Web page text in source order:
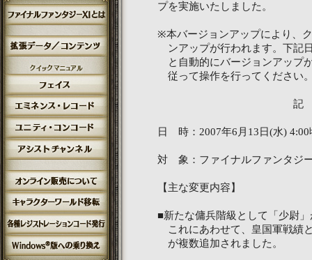
プを実施いたしました。
※本バージョンアップにより、
ンアップが行われます。下記
と自動的にバージョンアップ
従って操作を行ってください
記
日 時：2007年6月13日(水) 4:00
対 象：ファイナルファンタジ
【主な変更内容】
■新たな傭兵階級として「少尉
これにあわせて、皇国軍戦績
が複数追加されました。